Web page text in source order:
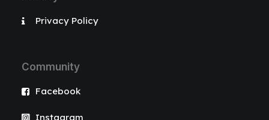
Privacy Policy
Community
Facebook
Instagram